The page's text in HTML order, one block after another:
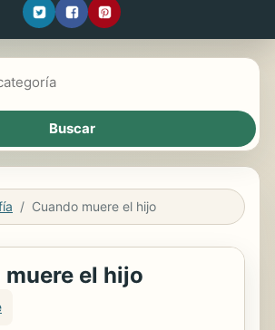
Cuando muere el hijo
muere el hijo